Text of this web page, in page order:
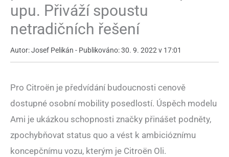
upu. Přiváží spoustu
netradičních řešení
Autor: Josef Pelikán - Publikováno: 30. 9. 2022 v 17:01
Pro Citroën je předvídání budoucnosti cenově
dostupné osobní mobility posedlostí. Úspěch modelu
Ami je ukázkou schopnosti značky přinášet podněty,
zpochybňovat status quo a vést k ambicióznímu
koncepčnímu vozu, kterým je Citroën Oli.